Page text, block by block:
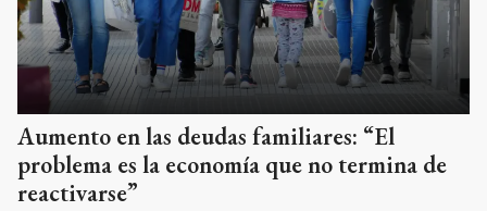
Aumento en las deudas familiares: “El
problema es la economía que no termina de
reactivarse”